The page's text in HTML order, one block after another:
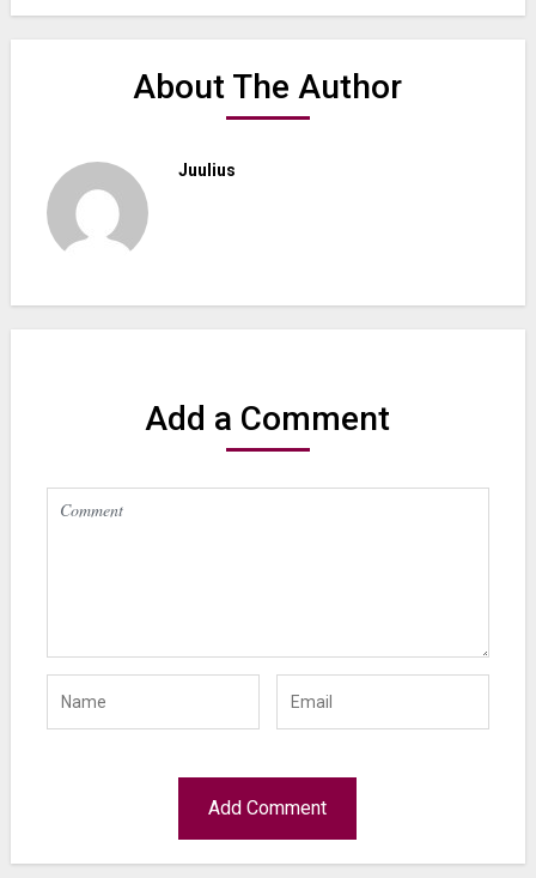
About The Author
Juulius
Add a Comment